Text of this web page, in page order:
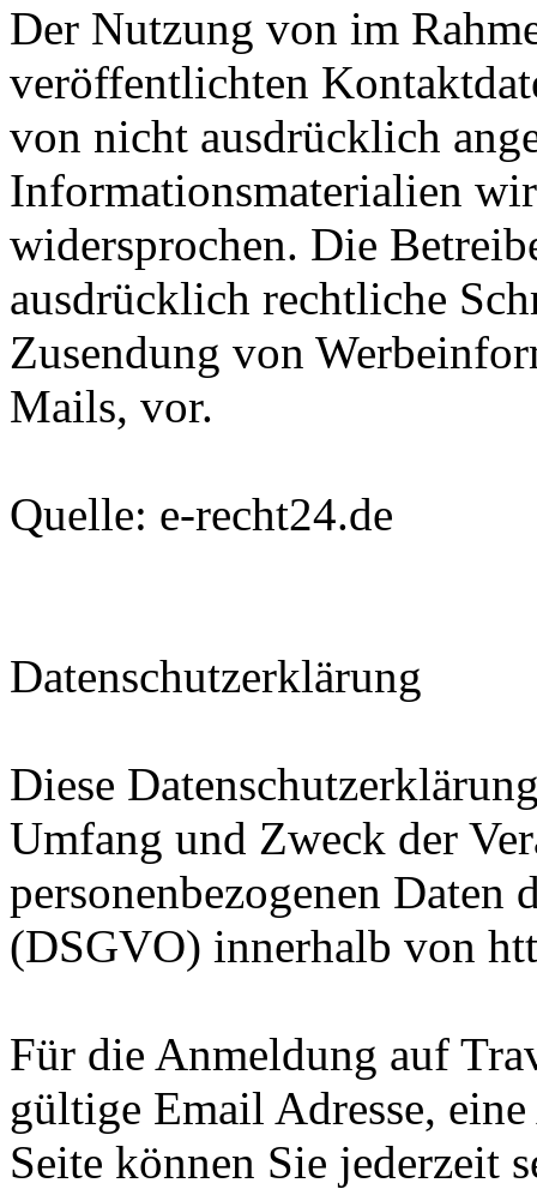
Der Nutzung von im
veröffentlichten
von nicht ausdrücklich
Informationsmaterialien
widersprochen. Die
ausdrücklich rechtliche
Zusendung von
Mails, vor.
Quelle: e-recht24.de
Datenschutzerklärung
Diese
Umfang und Zweck der
personenbezogenen Daten
(DSGVO) innerhalb von
Für die Anmeldung auf
gültige Email Adresse,
Seite können Sie jederzeit